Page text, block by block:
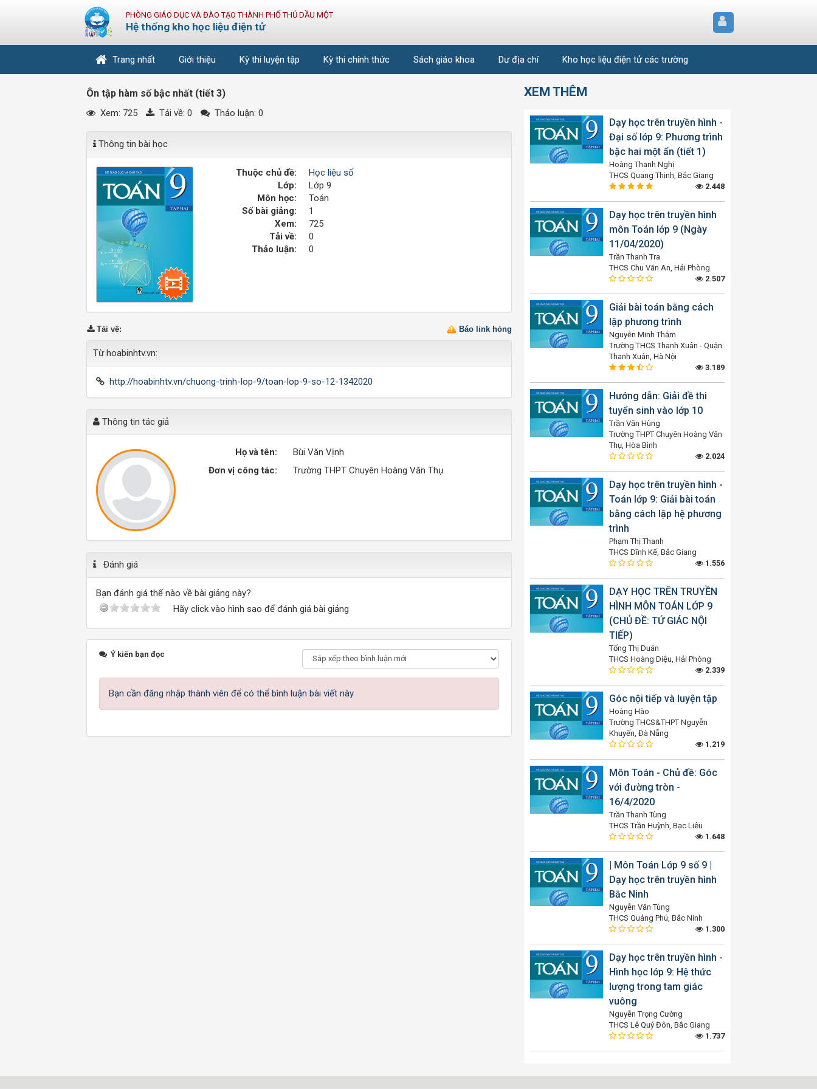
PHÒNG GIÁO DỤC VÀ ĐÀO TẠO THÀNH PHỐ THỦ DẦU MỘT
Hệ thống kho học liệu điện tử
Trang nhất Giới thiệu Kỳ thi luyện tập Kỳ thi chính thức Sách giáo khoa Dư địa chí Kho học liệu điện tử các trường
Ôn tập hàm số bậc nhất (tiết 3)
Xem: 725 Tải về: 0 Thảo luận: 0
Thông tin bài học
Thuộc chủ đề:
Học liệu số
Lớp:
Lớp 9
Môn học:
Toán
Số bài giảng:
1
Xem:
725
Tải về:
0
Thảo luận:
0
Báo link hỏng
Tải về:
Từ hoabinhtv.vn:
http://hoabinhtv.vn/chuong-trinh-lop-9/toan-lop-9-so-12-1342020
Thông tin tác giả
Họ và tên:
Bùi Văn Vịnh
Đơn vị công tác:
Trường THPT Chuyên Hoàng Văn Thụ
Đánh giá
Bạn đánh giá thế nào về bài giảng này?
Hãy click vào hình sao để đánh giá bài giảng
Ý kiến bạn đọc
Bạn cần đăng nhập thành viên để có thể bình luận bài viết này
XEM THÊM
Dạy học trên truyền hình -
Đại số lớp 9: Phương trình
bậc hai một ẩn (tiết 1)
Hoàng Thanh Nghị
THCS Quang Thịnh, Bắc Giang
2.448
Dạy học trên truyền hình
môn Toán lớp 9 (Ngày
11/04/2020)
Trần Thanh Tra
THCS Chu Văn An, Hải Phòng
2.507
Giải bài toán bằng cách
lập phương trình
Nguyễn Minh Thắm
Trường THCS Thanh Xuân - Quận
Thanh Xuân, Hà Nội
3.189
Hướng dẫn: Giải đề thi
tuyển sinh vào lớp 10
Trần Văn Hùng
Trường THPT Chuyên Hoàng Văn
Thụ, Hòa Bình
2.024
Dạy học trên truyền hình -
Toán lớp 9: Giải bài toán
bằng cách lập hệ phương
trình
Phạm Thị Thanh
THCS Dĩnh Kế, Bắc Giang
1.556
DẠY HỌC TRÊN TRUYỀN
HÌNH MÔN TOÁN LỚP 9
(CHỦ ĐỀ: TỨ GIÁC NỘI
TIẾP)
Tống Thị Duân
THCS Hoàng Diệu, Hải Phòng
2.339
Góc nội tiếp và luyện tập
Hoàng Hào
Trường THCS&THPT Nguyễn
Khuyến, Đà Nẵng
1.219
Môn Toán - Chủ đề: Góc
với đường tròn -
16/4/2020
Trần Thanh Tùng
THCS Trần Huỳnh, Bạc Liêu
1.648
| Môn Toán Lớp 9 số 9 |
Dạy học trên truyền hình
Bắc Ninh
Nguyễn Văn Tùng
THCS Quảng Phú, Bắc Ninh
1.300
Dạy học trên truyền hình -
Hình học lớp 9: Hệ thức
lượng trong tam giác
vuông
Nguyễn Trọng Cường
THCS Lê Quý Đôn, Bắc Giang
1.737